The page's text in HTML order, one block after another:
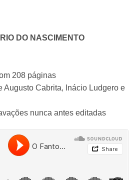
DO NASCIMENTO
208 páginas
Augusto Cabrita, Inácio Ludgero e
nunca antes editadas